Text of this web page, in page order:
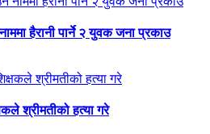
हैरानी पार्ने २ युवक जना प्रकाउ
श्रीमतीको हत्या गरे